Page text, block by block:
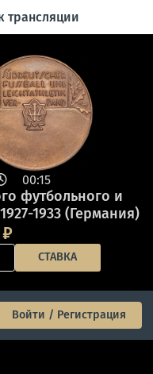
трансляции
00:15
футбольного и
1933 (Германия)
СТАВКА
₽
Войти / Регистрация